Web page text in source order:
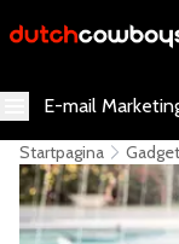
E-mail
Startpagina